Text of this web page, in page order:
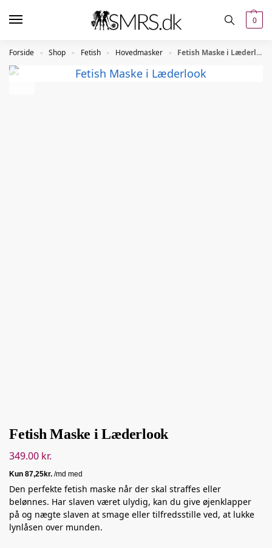
0
Forside » Shop » Fetish » Hovedmasker » Fetish Maske i Læderlook
Fetish Maske i Læderlook
349.00 kr.
Den perfekte fetish maske når der skal straffes eller
belønnes. Har slaven været ulydig, kan du give øjenklapper
på og nægte slaven at smage eller tilfredsstille ved, at lukke
lynlåsen over munden.